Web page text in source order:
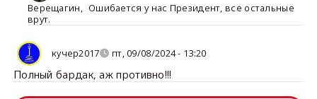
Верещагин
Ошибается у нас Президент, все остальные
врут.
кучер2017 пт, 09/08/2024 - 13:20
Полный бардак, аж противно!!!